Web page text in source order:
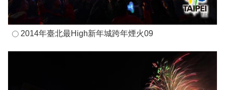
2014年臺北最High新年城跨年煙火09